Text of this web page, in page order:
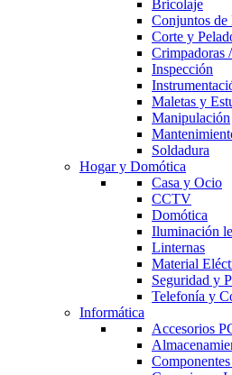
Bricolaje
Conjuntos de
Corte y
Crimpadoras
Inspección
Maletas y
Manipulación
Soldadura
Hogar y Domótica
Casa y Ocio
CCTV
Domótica
Iluminación
Linternas
Material
Seguridad y
Telefonía y
Informática
Accesorios